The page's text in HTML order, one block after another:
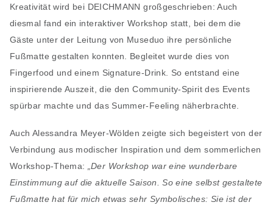
Kreativität wird bei DEICHMANN großgeschrieben: Auch
diesmal fand ein interaktiver Workshop statt, bei dem die
Gäste unter der Leitung von Museduo ihre persönliche
Fußmatte gestalten konnten. Begleitet wurde dies von
Fingerfood und einem Signature-Drink. So entstand eine
inspirierende Auszeit, die den Community-Spirit des Events
spürbar machte und das Summer-Feeling näherbrachte.
Auch Alessandra Meyer-Wölden zeigte sich begeistert von der
Verbindung aus modischer Inspiration und dem sommerlichen
Workshop-Thema:
„Der Workshop war eine wunderbare
Einstimmung auf die aktuelle Saison. So eine selbst gestaltete
Fußmatte hat für mich etwas sehr Symbolisches: Sie ist der